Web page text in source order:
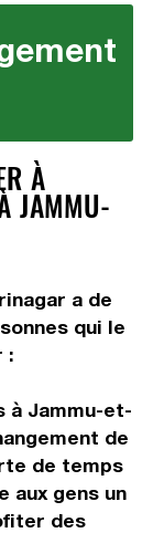
À
JAMMU-
a de
qui le
:
à Jammu-et-
de
de temps
aux gens un
des